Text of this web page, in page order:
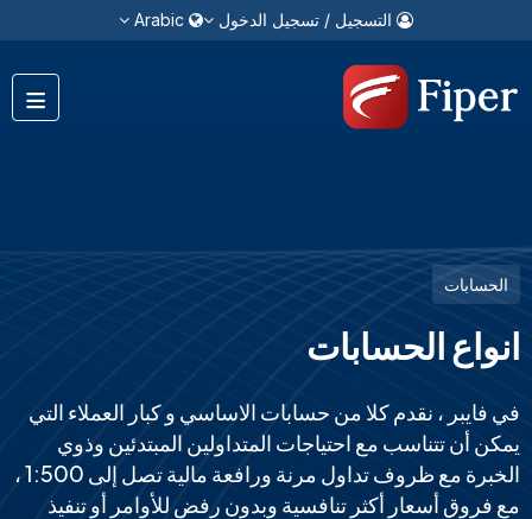
التسجيل / تسجيل الدخول
الحسابات
انواع الحسابات
في فايبر ، نقدم كلا من حسابات الاساسي و كبار العملاء التي
يمكن أن تتناسب مع احتياجات المتداولين المبتدئين وذوي
الخبرة مع ظروف تداول مرنة ورافعة مالية تصل إلى 1:500 ،
مع فروق أسعار أكثر تنافسية وبدون رفض للأوامر أو تنفيذ